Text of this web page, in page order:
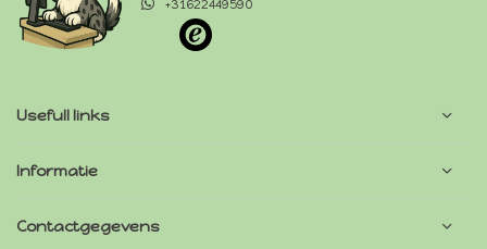
+31622449590
Usefull links
Informatie
Contactgegevens